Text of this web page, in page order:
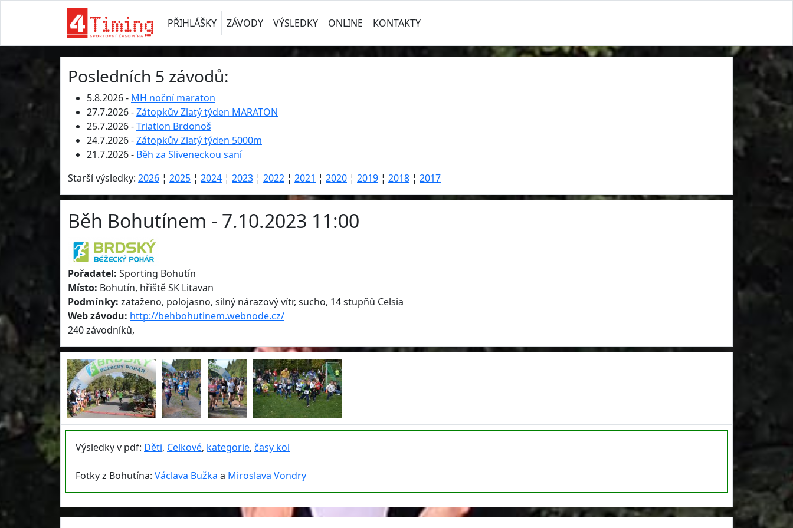
PŘIHLÁŠKY ZÁVODY VÝSLEDKY ONLINE KONTAKTY
Posledních 5 závodů:
5.8.2026 - MH noční maraton
27.7.2026 -Zátopkův Zlatý týden MARATON
25.7.2026 -Triatlon Brdonoš
24.7.2026 -Zátopkův Zlatý týden 5000m
21.7.2026 - Běh za Sliveneckou saní
Starší výsledky: 2026 ¦ 2025 ¦ 2024 ¦ 2023 ¦ 2022 ¦ 2021 ¦ 2020 ¦ 2019 ¦ 2018 ¦ 2017
Běh Bohutínem - 7.10.2023 11:00
Pořadatel: Sporting Bohutín
Místo: Bohutín, hřiště SK Litavan
Podmínky: zataženo, polojasno, silný nárazový vítr, sucho, 14 stupňů Celsia
Web závodu: http://behbohutinem.webnode.cz/
240 závodníků,
Výsledky v pdf: Děti, Celkové, kategorie, časy kol
Fotky z Bohutína: Václava Bužka a Miroslava Vondry